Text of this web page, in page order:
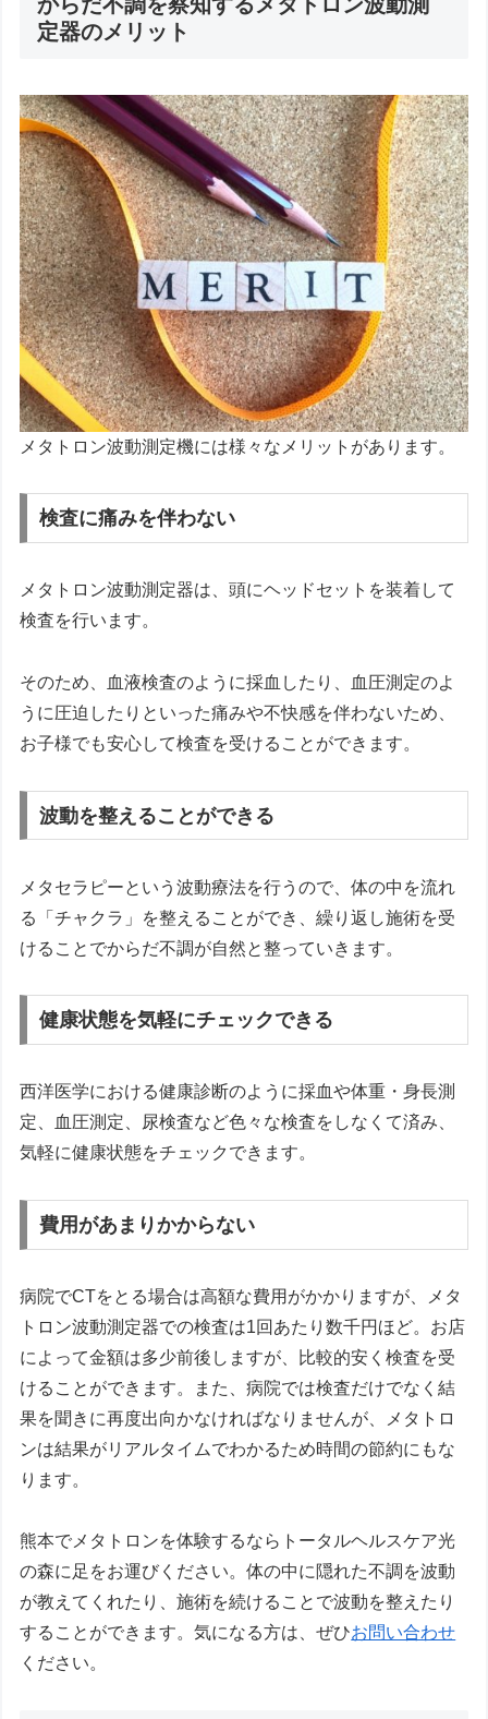
からだ不調を察知するメタトロン波動測
定器のメリット
メタトロン波動測定機には様々なメリットがあります。
検査に痛みを伴わない
メタトロン波動測定器は、頭にヘッドセットを装着して
検査を行います。
そのため、血液検査のように採血したり、血圧測定のよ
うに圧迫したりといった痛みや不快感を伴わないため、
お子様でも安心して検査を受けることができます。
波動を整えることができる
メタセラピーという波動療法を行うので、体の中を流れ
る「チャクラ」を整えることができ、繰り返し施術を受
けることでからだ不調が自然と整っていきます。
健康状態を気軽にチェックできる
西洋医学における健康診断のように採血や体重・身長測
定、血圧測定、尿検査など色々な検査をしなくて済み、
気軽に健康状態をチェックできます。
費用があまりかからない
病院でCTをとる場合は高額な費用がかかりますが、メタ
トロン波動測定器での検査は1回あたり数千円ほど。お店
によって金額は多少前後しますが、比較的安く検査を受
けることができます。また、病院では検査だけでなく結
果を聞きに再度出向かなければなりませんが、メタトロ
ンは結果がリアルタイムでわかるため時間の節約にもな
ります。
熊本でメタトロンを体験するならトータルヘルスケア光
の森に足をお運びください。体の中に隠れた不調を波動
が教えてくれたり、施術を続けることで波動を整えたり
することができます。気になる方は、ぜひお問い合わせ
ください。